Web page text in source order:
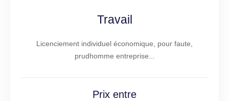
Travail
Licenciement individuel économique, pour faute,
prudhomme entreprise...
Prix entre